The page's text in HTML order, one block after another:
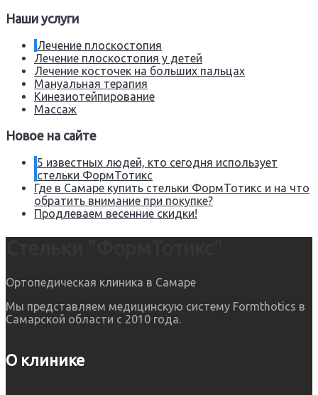
Наши услуги
Лечение плоскостопия
Лечение плоскостопия у детей
Лечение косточек на больших пальцах
Мануальная терапия
Кинезиотейпирование
Массаж
Новое на сайте
5 известных людей, кто сегодня использует
стельки ФормТотикс
Где в Самаре купить стельки ФормТотикс и на что
обратить внимание при покупке?
Продлеваем весенние скидки!
Ортопедическая клиника в Самаре
Мы представляем медицинскую систему Formthotics в
Самарской области с 2010 года.
О клинике